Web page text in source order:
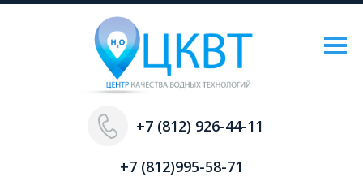
+7 (812) 926-44-11
+7 (812)995-58-71